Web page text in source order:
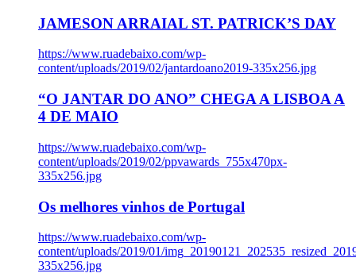
JAMESON ARRAIAL ST. PATRICK’S DAY
https://www.ruadebaixo.com/wp-
content/uploads/2019/02/jantardoano2019-335x256.jpg
“O JANTAR DO ANO” CHEGA A LISBOA A
4 DE MAIO
https://www.ruadebaixo.com/wp-
content/uploads/2019/02/ppvawards_755x470px-
335x256.jpg
Os melhores vinhos de Portugal
https://www.ruadebaixo.com/wp-
content/uploads/2019/01/
335x256.jpg